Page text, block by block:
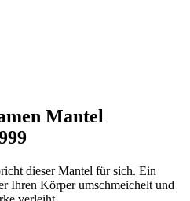
Mantel
dieser Mantel für sich. Ein
Ihren Körper umschmeichelt und